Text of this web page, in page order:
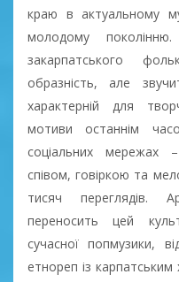
краю в актуальному
молодому
закарпатського
образність, але
характерній для
мотиви останнім
соціальних мережах
співом, говіркою та
тисяч переглядів.
переносить цей
сучасної попмузики,
етнореп із карпатським